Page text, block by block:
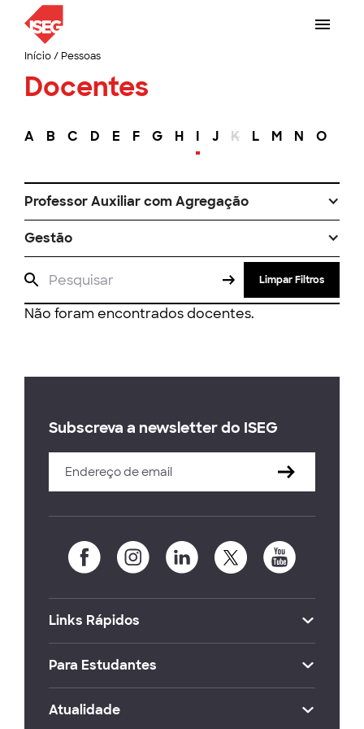
Início/ Pessoas
Docentes
A B C D E F G H I J K L M N O
Professor Auxiliar com Agregação
Gestão
Limpar Filtros
Não foram encontrados docentes.
Subscreva a newsletter do ISEG
Links Rápidos
Para Estudantes
Atualidade